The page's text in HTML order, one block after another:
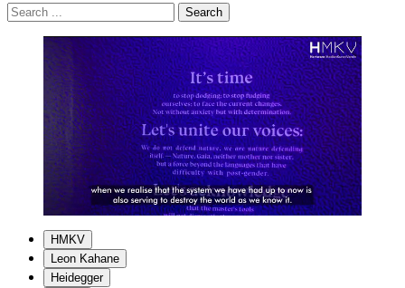
HMKV
Leon Kahane
Heidegger